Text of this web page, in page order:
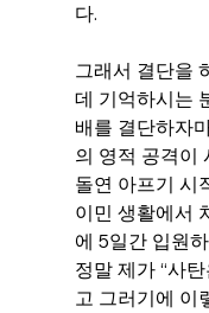
다.
그래서 결단을
데 기억하시는
배를 결단하자
의 영적 공격이
돌연 아프기 시
이민 생활에서
에 5일간 입원
정말 제가 “사
고 그러기에 이